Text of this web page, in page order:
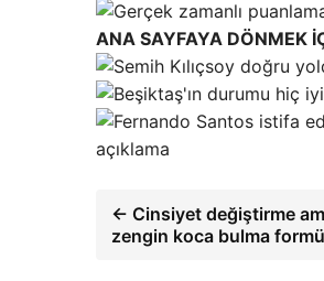
ANA SAYFAYA DÖNMEK
açıklama
← Cinsiyet değiştirme
zengin koca bulma